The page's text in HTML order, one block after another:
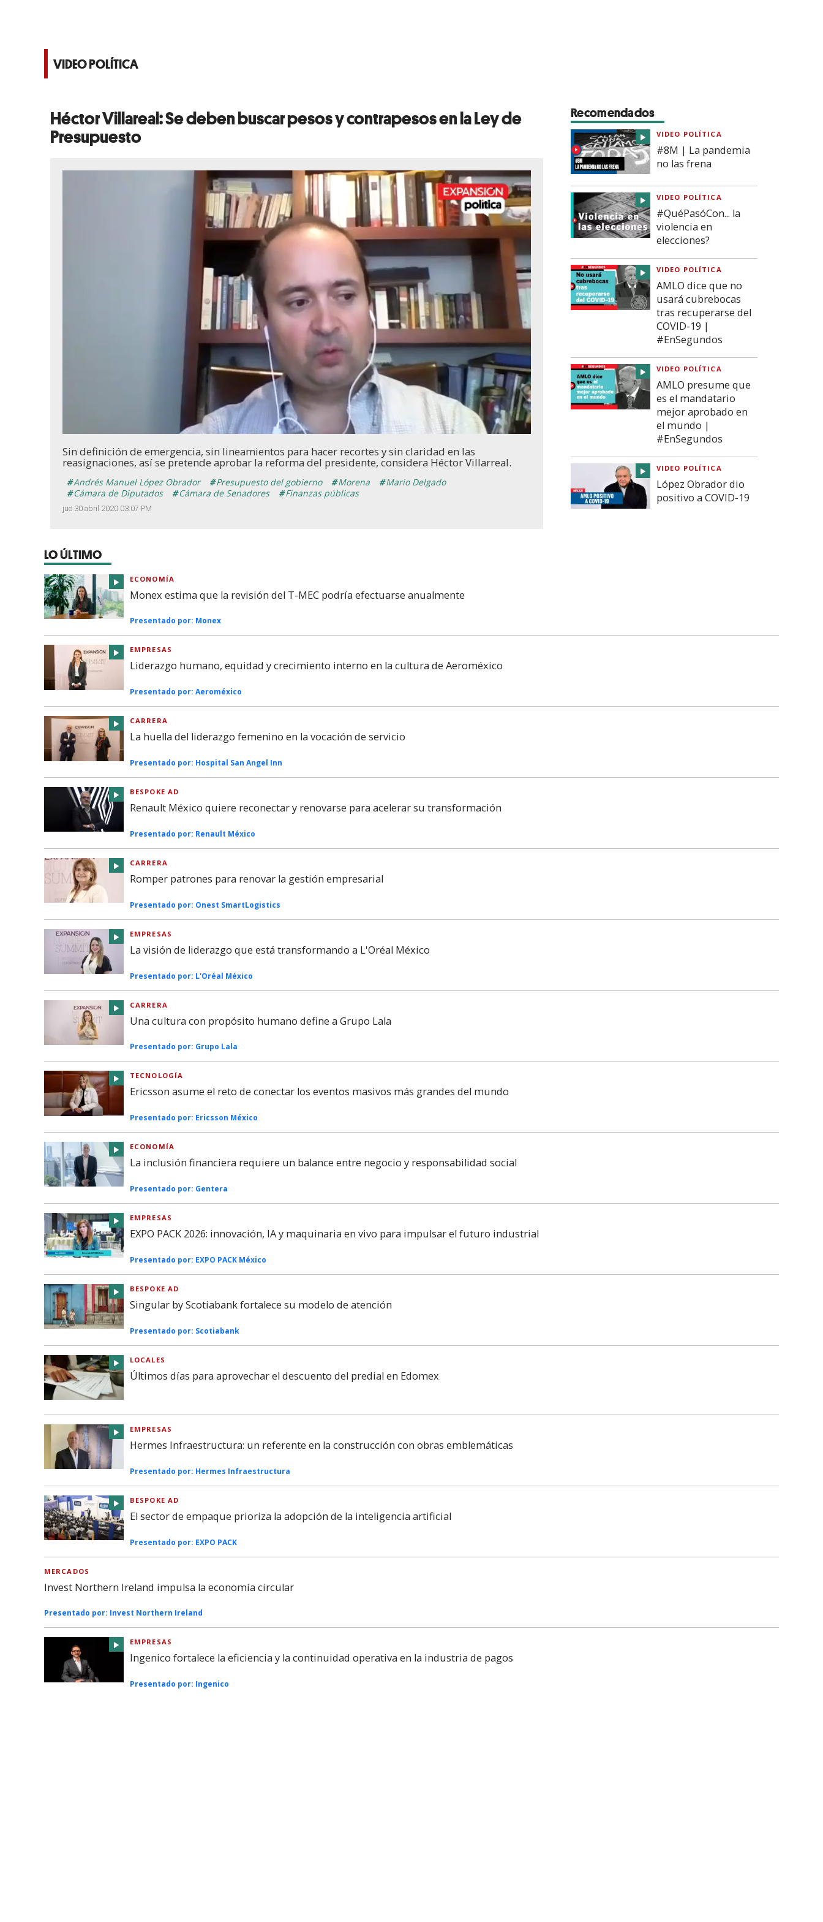
VIDEO POLÍTICA
Héctor Villareal: Se deben buscar pesos y contrapesos en la Ley de
Presupuesto
26.29%
jue 30 abril 2020 03:07 PM
Sin definición de emergencia, sin lineamientos para hacer recortes y sin claridad en las
reasignaciones, así se pretende aprobar la reforma del presidente, considera Héctor Villarreal.
Andrés Manuel López Obrador Presupuesto del gobierno Morena
Mario Delgado
Cámara de Diputados
Cámara de Senadores Finanzas públicas
Recomendados
VIDEO POLÍTICA
#8M | La pandemia
no las frena
VIDEO POLÍTICA
#QuéPasóCon... la
violencia en
elecciones?
VIDEO POLÍTICA
AMLO dice que no
usará cubrebocas
tras recuperarse del
COVID-19 |
#EnSegundos
VIDEO POLÍTICA
AMLO presume que
es el mandatario
mejor aprobado en
el mundo |
#EnSegundos
VIDEO POLÍTICA
López Obrador dio
positivo a COVID-19
LO ÚLTIMO
ECONOMÍA
Monex estima que la revisión del T-MEC podría efectuarse anualmente
Presentado por: Monex
EMPRESAS
Liderazgo humano, equidad y crecimiento interno en la cultura de Aeroméxico
Presentado por: Aeroméxico
CARRERA
La huella del liderazgo femenino en la vocación de servicio
Presentado por: Hospital San Angel Inn
BESPOKE AD
Renault México quiere reconectar y renovarse para acelerar su transformación
Presentado por: Renault México
CARRERA
Romper patrones para renovar la gestión empresarial
Presentado por: Onest SmartLogistics
EMPRESAS
La visión de liderazgo que está transformando a L'Oréal México
Presentado por: L'Oréal México
CARRERA
Una cultura con propósito humano define a Grupo Lala
Presentado por: Grupo Lala
TECNOLOGÍA
Ericsson asume el reto de conectar los eventos masivos más grandes del mundo
Presentado por: Ericsson México
ECONOMÍA
La inclusión financiera requiere un balance entre negocio y responsabilidad social
Presentado por: Gentera
EMPRESAS
EXPO PACK 2026: innovación, IA y maquinaria en vivo para impulsar el futuro industrial
Presentado por: EXPO PACK México
BESPOKE AD
Singular by Scotiabank fortalece su modelo de atención
Presentado por: Scotiabank
LOCALES
Últimos días para aprovechar el descuento del predial en Edomex
EMPRESAS
Hermes Infraestructura: un referente en la construcción con obras emblemáticas
Presentado por: Hermes Infraestructura
BESPOKE AD
El sector de empaque prioriza la adopción de la inteligencia artificial
Presentado por: EXPO PACK
MERCADOS
Invest Northern Ireland impulsa la economía circular
Presentado por: Invest Northern Ireland
EMPRESAS
Ingenico fortalece la eficiencia y la continuidad operativa en la industria de pagos
Presentado por: Ingenico